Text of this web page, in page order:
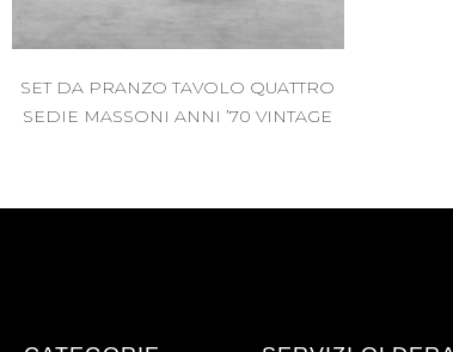
SET DA PRANZO TAVOLO QUATTRO
SEDIE MASSONI ANNI ’70 VINTAGE